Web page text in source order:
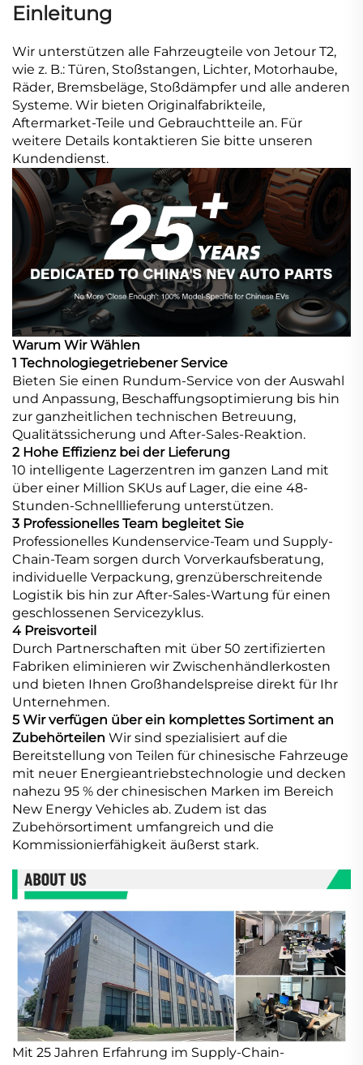
Einleitung
Wir unterstützen alle Fahrzeugteile von Jetour T2,
wie z. B.: Türen, Stoßstangen, Lichter, Motorhaube,
Räder, Bremsbeläge, Stoßdämpfer und alle anderen
Systeme. Wir bieten Originalfabrikteile,
Aftermarket-Teile und Gebrauchtteile an. Für
weitere Details kontaktieren Sie bitte unseren
Kundendienst.
Warum Wir Wählen
1 Technologiegetriebener Service
Bieten Sie einen Rundum-Service von der Auswahl
und Anpassung, Beschaffungsoptimierung bis hin
zur ganzheitlichen technischen Betreuung,
Qualitätssicherung und After-Sales-Reaktion.
2 Hohe Effizienz bei der Lieferung
10 intelligente Lagerzentren im ganzen Land mit
über einer Million SKUs auf Lager, die eine 48-
Stunden-Schnelllieferung unterstützen.
3 Professionelles Team begleitet Sie
Professionelles Kundenservice-Team und Supply-
Chain-Team sorgen durch Vorverkaufsberatung,
individuelle Verpackung, grenzüberschreitende
Logistik bis hin zur After-Sales-Wartung für einen
geschlossenen Servicezyklus.
4 Preisvorteil
Durch Partnerschaften mit über 50 zertifizierten
Fabriken eliminieren wir Zwischenhändlerkosten
und bieten Ihnen Großhandelspreise direkt für Ihr
Unternehmen.
5 Wir verfügen über ein komplettes Sortiment an
Zubehörteilen Wir sind spezialisiert auf die
Bereitstellung von Teilen für chinesische Fahrzeuge
mit neuer Energieantriebstechnologie und decken
nahezu 95 % der chinesischen Marken im Bereich
New Energy Vehicles ab. Zudem ist das
Zubehörsortiment umfangreich und die
Kommissionierfähigkeit äußerst stark.
Mit 25 Jahren Erfahrung im Supply-Chain-